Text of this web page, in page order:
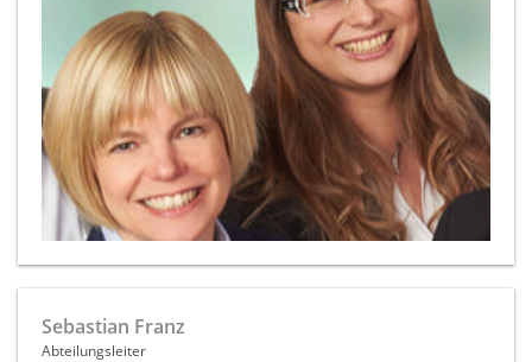
Sebastian Franz
Abteilungsleiter